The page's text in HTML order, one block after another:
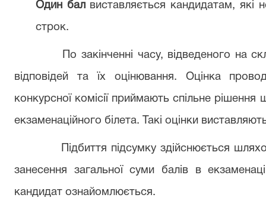
Один балвиставляється кандидатам, які
строк.
По закінченні часу, відведеного на
відповідей та їх оцінювання. Оцінка
конкурсної комісії приймають спільне
екзаменаційного білета. Такі оцінки
Підбиття підсумку здійснюється
занесення загальної суми балів в
кандидат ознайомлюється.